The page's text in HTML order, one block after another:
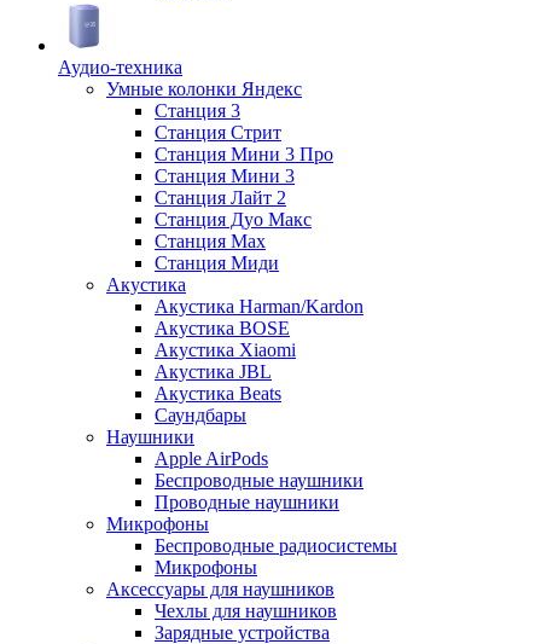
Аудио-техника
Умные колонки Яндекс
Станция 3
Станция Стрит
Станция Мини 3 Про
Станция Мини 3
Станция Лайт 2
Станция Дуо Макс
Станция Max
Станция Миди
Акустика
Акустика Harman/Kardon
Акустика BOSE
Акустика Xiaomi
Акустика JBL
Акустика Beats
Саундбары
Наушники
Apple AirPods
Беспроводные наушники
Проводные наушники
Микрофоны
Беспроводные радиосистемы
Микрофоны
Аксессуары для наушников
Чехлы для наушников
Зарядные устройства